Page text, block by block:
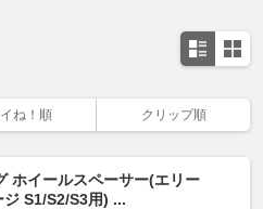
ね！順 クリップ順
ホイールスペーサー(エリー
S1/S2/S3用) ...